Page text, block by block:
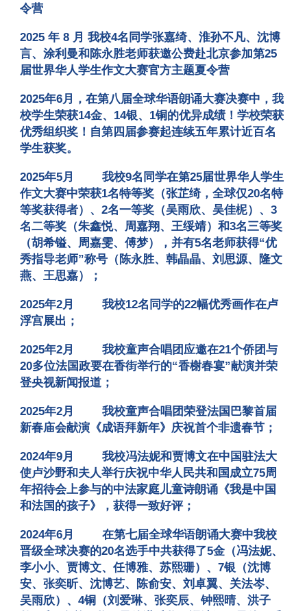
令营
2025 年 8 月 我校4名同学张嘉绮、淮孙不凡、沈博
言、涂利曼和陈永胜老师获邀公费赴北京参加第25
届世界华人学生作文大赛官方主题夏令营
2025年6月，在第八届全球华语朗诵大赛决赛中，我
校学生荣获14金、14银、1铜的优异成绩！学校荣获
优秀组织奖！自第四届参赛起连续五年累计近百名
学生获奖。
2025年5月
我校9名同学在第25届世界华人学生
作文大赛中荣获1名特等奖（张芷绮，全球仅20名特
等奖获得者）、2名一等奖（吴雨欣、吴佳柅）、3
名二等奖（朱鑫悦、周嘉翔、王绥靖）和3名三等奖
（胡希镒、周嘉雯、傅梦），并有5名老师获得“优
秀指导老师”称号（陈永胜、韩晶晶、刘思源、隆文
燕、王思嘉）
；
2025年2月
我校12名同学的22幅优秀画作在卢
浮宫展出 ；
2025年2月
我校童声合唱团应邀在21个侨团与
20多位法国政要在香街举行的“香榭春宴”献演并荣
登央视新闻报道 ；
2025年2月
我校童声合唱团荣登法国巴黎首届
新春庙会献演《成语拜新年》庆祝首个非遗春节 ；
2024年9月
我校冯法妮和贾博文在中国驻法大
使卢沙野和夫人举行庆祝中华人民共和国成立75周
年招待会上参与的中法家庭儿童诗朗诵《我是中国
和法国的孩子》，获得一致好评；
2024年6月
在第七届全球华语朗诵大赛中我校
晋级全球决赛的20名选手中共获得了5金（冯法妮、
李小小、贾博文、任博雅、苏熙珊）、7银（沈博
安、张奕昕、沈博艺、陈俞安、刘卓翼、关法岑、
吴雨欣）、4铜（刘爱琳、张奕辰、钟熙晴、洪子